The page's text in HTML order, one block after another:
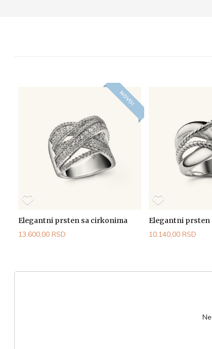
NOVO!
Elegantni prsten sa cirkonima
13.600,00 RSD
Elegantni prsten
10.140,00 RSD